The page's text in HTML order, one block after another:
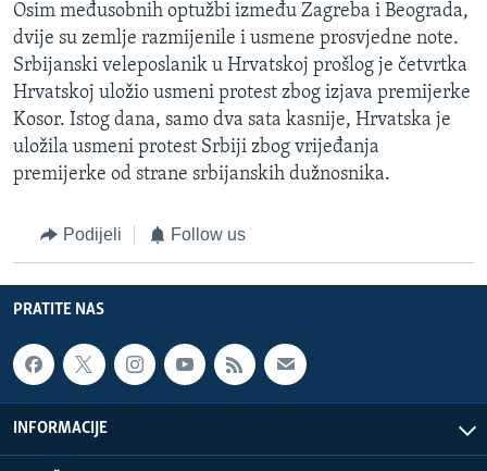
Osim međusobnih optužbi između Zagreba i Beograda,
dvije su zemlje razmijenile i usmene prosvjedne note.
Srbijanski veleposlanik u Hrvatskoj prošlog je četvrtka
Hrvatskoj uložio usmeni protest zbog izjava premijerke
Kosor. Istog dana, samo dva sata kasnije, Hrvatska je
uložila usmeni protest Srbiji zbog vrijeđanja
premijerke od strane srbijanskih dužnosnika.
Podijeli Follow us
PRATITE NAS
INFORMACIJE